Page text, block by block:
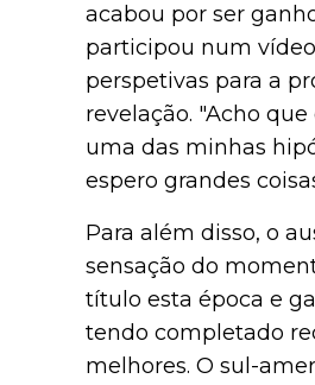
acabou por ser
participou num
perspetivas para a
revelação. "Acho
uma das minhas
espero grandes
Para além disso, o
sensação do
título esta época e
tendo completado
melhores. O sul-